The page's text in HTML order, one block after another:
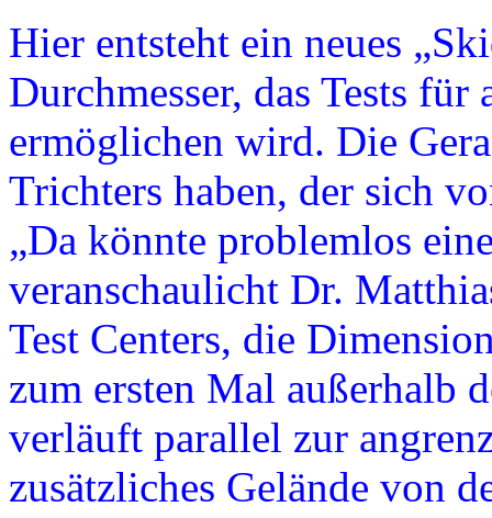
Hier entsteht ein neues
Durchmesser, das Tests für
ermöglichen wird. Die
Trichters haben, der sich
„Da könnte problemlos
veranschaulicht Dr.
Test Centers, die
zum ersten Mal außerhalb
verläuft parallel zur
zusätzliches Gelände von